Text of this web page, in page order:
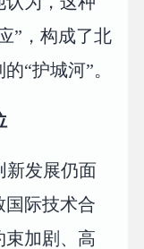
”，构成了北
“护城河”。
新发展仍面
国际技术合
束加剧、高